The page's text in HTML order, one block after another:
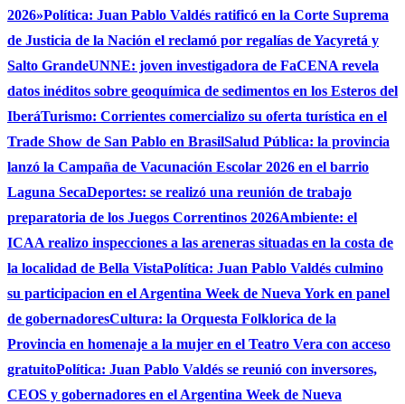
2026»Política: Juan Pablo Valdés ratificó en la Corte Suprema
de Justicia de la Nación el reclamó por regalías de Yacyretá y
Salto GrandeUNNE: joven investigadora de FaCENA revela
datos inéditos sobre geoquímica de sedimentos en los Esteros del
IberáTurismo: Corrientes comercializo su oferta turística en el
Trade Show de San Pablo en BrasilSalud Pública: la provincia
lanzó la Campaña de Vacunación Escolar 2026 en el barrio
Laguna SecaDeportes: se realizó una reunión de trabajo
preparatoria de los Juegos Correntinos 2026Ambiente: el
ICAA realizo inspecciones a las areneras situadas en la costa de
la localidad de Bella VistaPolítica: Juan Pablo Valdés culmino
su participacion en el Argentina Week de Nueva York en panel
de gobernadoresCultura: la Orquesta Folklorica de la
Provincia en homenaje a la mujer en el Teatro Vera con acceso
gratuitoPolítica: Juan Pablo Valdés se reunió con inversores,
CEOS y gobernadores en el Argentina Week de Nueva